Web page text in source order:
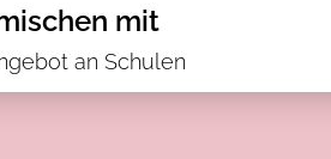
mit
an Schulen